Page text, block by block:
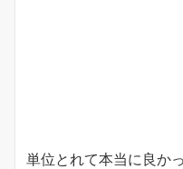
単位とれて本当に良か